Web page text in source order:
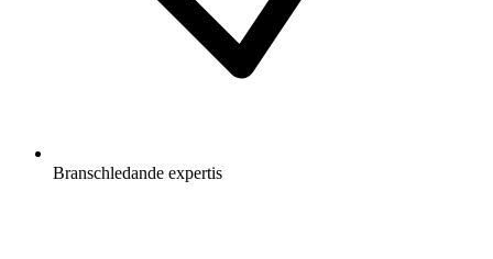
Branschledande expertis